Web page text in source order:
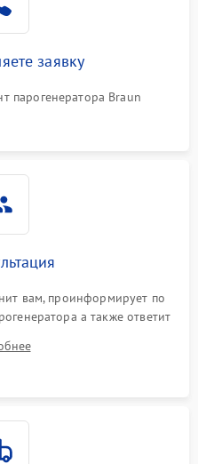
₽
₽ Подробнее →
заявку
парогенератора Braun
вам, проинформирует по
а также ответит